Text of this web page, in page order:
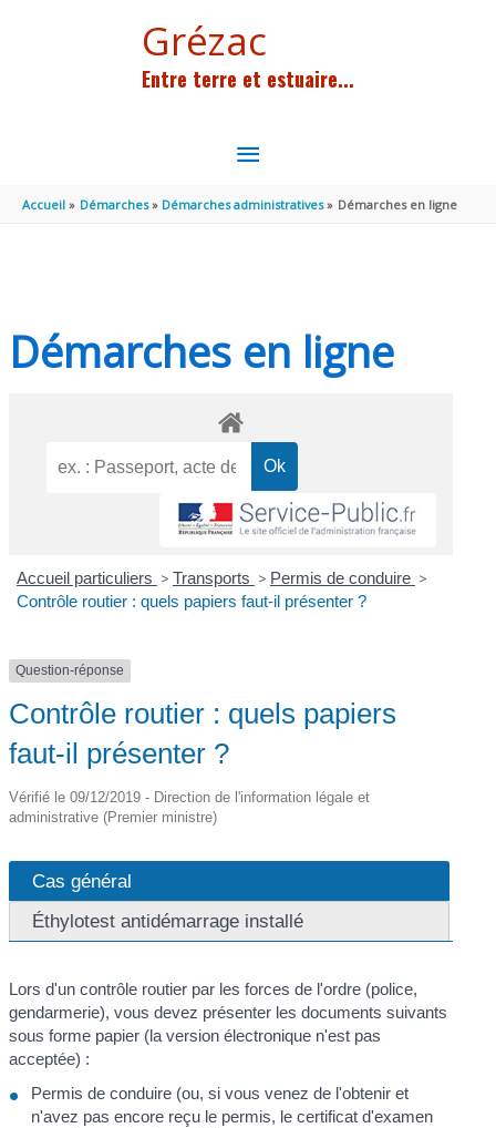
Grézac
Entre terre et estuaire...
MENU
PRINCIPAL
Accueil Démarches Démarches administratives Démarches en ligne
Démarches en ligne
Accueil particuliers > Transports > Permis de conduire >
Contrôle routier : quels papiers faut-il présenter ?
Question-réponse
Contrôle routier : quels papiers
faut-il présenter ?
Vérifié le 09/12/2019 - Direction de l'information légale et
administrative (Premier ministre)
Cas général
Éthylotest antidémarrage installé
Lors d'un contrôle routier par les forces de l'ordre (police,
gendarmerie), vous devez présenter les documents suivants
sous forme papier (la version électronique n'est pas
acceptée) :
Permis de conduire (ou, si vous venez de l'obtenir et
n'avez pas encore reçu le permis, le certificat d'examen